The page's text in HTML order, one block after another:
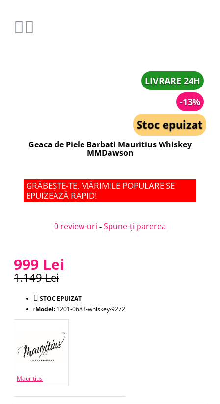
LIVRARE 24H
-13%
Stoc epuizat
Geaca de Piele Barbati Mauritius Whiskey
MMDawson
GRĂBEȘTE-TE, MĂRIMILE POPULARE SE
EPUIZEAZĂ RAPID!
0 review-uri -Spune-ţi parerea
999 Lei
1.149 Lei
STOC EPUIZAT
Model: 1201-0683-whiskey-9272
Mauritius